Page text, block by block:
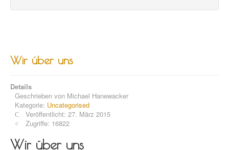
Wir über uns
Details
Geschrieben von Michael Hanewacker
Kategorie: Uncategorised
Veröffentlicht: 27. März 2015
Zugriffe: 16822
Wir über uns